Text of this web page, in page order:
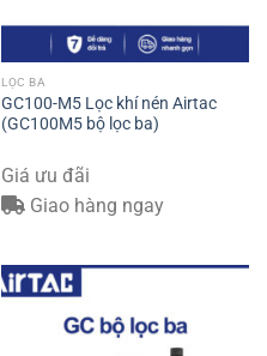
LỌC BA
GC100-M5 Lọc khí nén Airtac
(GC100M5 bộ lọc ba)
Giá ưu đãi
Giao hàng ngay